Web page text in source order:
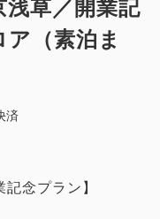
浅草／開業記
（素泊ま
済
念プラン】